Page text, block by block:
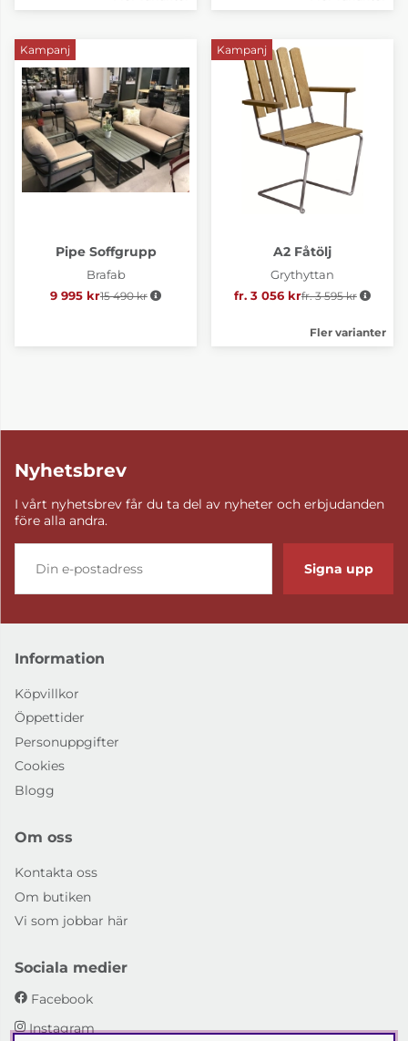
Kampanj
Pipe Soffgrupp
Brafab
9 995 kr Ordinarie pris:
15 490 kr
Kampanj
A2 Fåtölj
Grythyttan
fr. 3 056 krOrdinarie pris:
fr. 3 595 kr
Fler varianter
Nyhetsbrev
I vårt nyhetsbrev får du ta del av nyheter och erbjudanden
före alla andra.
Signa upp
Information
Köpvillkor
Öppettider
Personuppgifter
Cookies
Blogg
Om oss
Kontakta oss
Om butiken
Vi som jobbar här
Sociala medier
Facebook
Instagram